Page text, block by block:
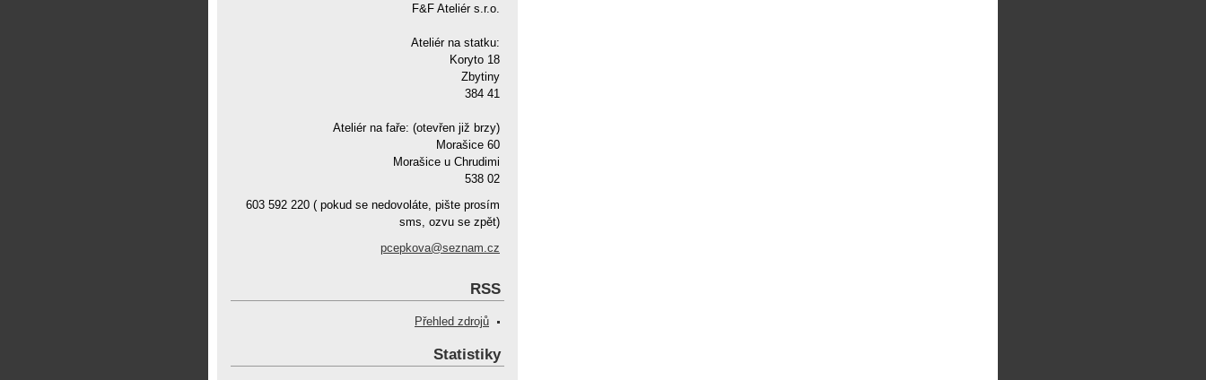
F&F Ateliér s.r.o.
Ateliér na statku:
Koryto 18
Zbytiny
384 41
Ateliér na faře: (otevřen již brzy)
Morašice 60
Morašice u Chrudimi
538 02
603 592 220 ( pokud se nedovoláte, pište prosím
sms, ozvu se zpět)
pcepkova@seznam.cz
RSS
Přehled zdrojů
Statistiky